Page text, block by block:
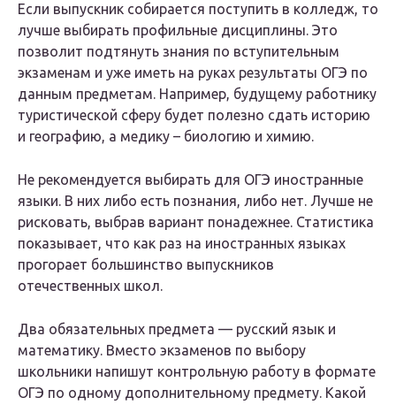
Если выпускник собирается поступить в колледж, то
лучше выбирать профильные дисциплины. Это
позволит подтянуть знания по вступительным
экзаменам и уже иметь на руках результаты ОГЭ по
данным предметам. Например, будущему работнику
туристической сферу будет полезно сдать историю
и географию, а медику – биологию и химию.
Не рекомендуется выбирать для ОГЭ иностранные
языки. В них либо есть познания, либо нет. Лучше не
рисковать, выбрав вариант понадежнее. Статистика
показывает, что как раз на иностранных языках
прогорает большинство выпускников
отечественных школ.
Два обязательных предмета — русский язык и
математику. Вместо экзаменов по выбору
школьники напишут контрольную работу в формате
ОГЭ по одному дополнительному предмету. Какой